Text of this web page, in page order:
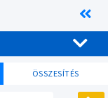
ÖSSZESÍTÉS